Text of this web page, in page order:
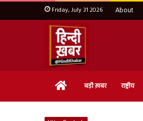
Friday, July 31 2026 About
Home बड़ी ख़बर राष्ट्रीय